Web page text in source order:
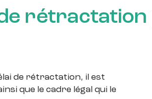
rétractation
de rétractation, il est
que le cadre légal qui le